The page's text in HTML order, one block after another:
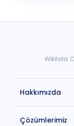
Wikilala
Hakkımızda
Çözümlerimiz